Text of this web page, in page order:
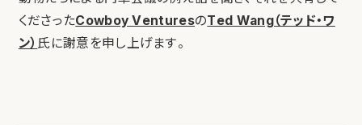
くださったCowboy VenturesのTed Wang（テッド・ワ
ン） 氏に謝意を申し上げます。